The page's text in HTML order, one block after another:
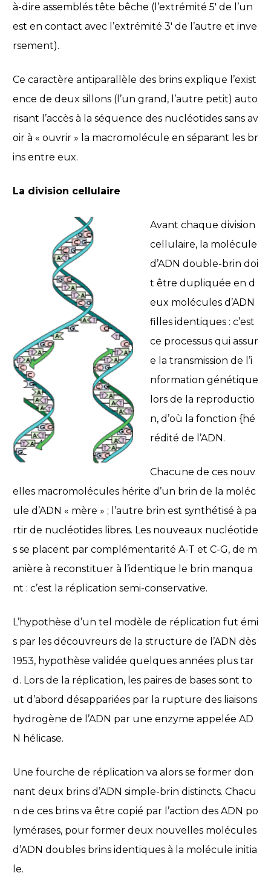
à-dire assemblés tête bêche (l’extrémité 5′ de l’un
est en contact avec l’extrémité 3′ de l’autre et inve
rsement).
Ce caractère antiparallèle des brins explique l’exist
ence de deux sillons (l’un grand, l’autre petit) auto
risant l’accès à la séquence des nucléotides sans av
oir à « ouvrir » la macromolécule en séparant les br
ins entre eux.
La division cellulaire
Avant chaque division
cellulaire, la molécule
d’ADN double-brin doi
t être dupliquée en d
eux molécules d’ADN
filles identiques : c’est
ce processus qui assur
e la transmission de l’i
nformation génétique
lors de la reproductio
n, d’où la fonction {hé
rédité de l’ADN.
Chacune de ces nouv
elles macromolécules hérite d’un brin de la moléc
ule d’ADN « mère » ; l’autre brin est synthétisé à pa
rtir de nucléotides libres. Les nouveaux nucléotide
s se placent par complémentarité A-T et C-G, de m
anière à reconstituer à l’identique le brin manqua
nt : c’est la réplication semi-conservative.
L’hypothèse d’un tel modèle de réplication fut émi
s par les découvreurs de la structure de l’ADN dès
1953, hypothèse validée quelques années plus tar
d. Lors de la réplication, les paires de bases sont to
ut d’abord désappariées par la rupture des liaisons
hydrogène de l’ADN par une enzyme appelée AD
N hélicase.
Une fourche de réplication va alors se former don
nant deux brins d’ADN simple-brin distincts. Chacu
n de ces brins va être copié par l’action des ADN po
lymérases, pour former deux nouvelles molécules
d’ADN doubles brins identiques à la molécule initia
le.